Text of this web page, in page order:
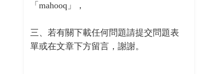
「mahooq」，
三、若有關下載任何問題請提交問題表
單或在文章下方留言，謝謝。